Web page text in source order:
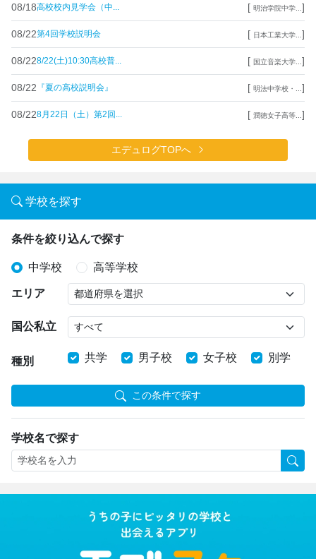
08/18高校校内見学会（中... [ 明治学院中学... ]
08/22第4回学校説明会 [ 日本工業大学... ]
08/228/22(土)10:30高校普... [ 国立音楽大学... ]
08/22 『夏の高校説明会』 [ 明法中学校・... ]
08/228月22日（土）第2回... [ 潤徳女子高等... ]
エデュログTOPへ
学校を探す
条件を絞り込んで探す
中学校 高等学校
エリア
国公私立
種別 共学 男子校 女子校 別学
この条件で探す
学校名で探す